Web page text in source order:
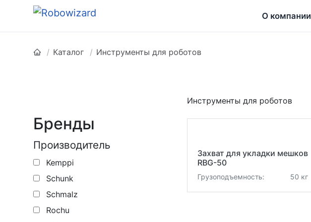
О компании
Каталог Инструменты для роботов
Бренды
Производитель
Kemppi
Schunk
Schmalz
Rochu
Инструменты для роботов
Захват для укладки мешков
RBG-50
Грузоподъемность: 50 кг